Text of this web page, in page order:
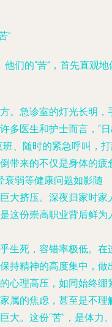
”
们的“苦”，首先直观地
。急诊室的灯光长明，
多医生和护士而言，“
、随时的紧急呼叫，
带来的不仅是身体的疲
弱等健康问题如影随
大挤压。深夜归家时家
这份崇高职业背后鲜为
生死，容错率极低。在
持精神的高度集中，做
心理高压，如同始终绷
属的焦虑，甚至是不理
大。这份“苦”，是体力